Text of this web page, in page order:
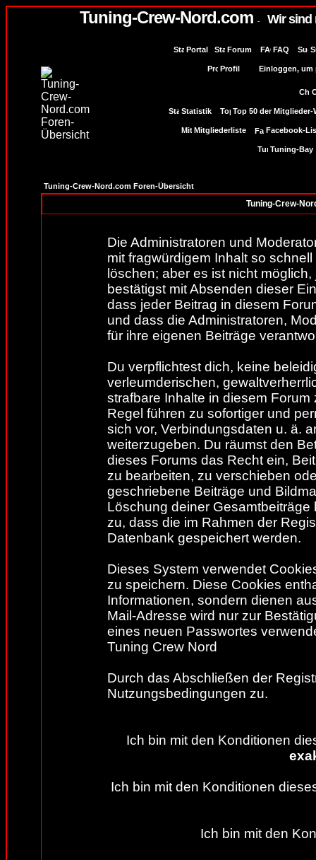
Tuning-Crew-Nord.com - Wir sind
Portal Forum FAQ
Profil Einloggen, um
Statistik Top 50 der Mitglieder-
Mitgliederliste Facebook-
Tuning-Bay
Tuning-Crew-Nord.com Foren-Übersicht
Tuning-Crew-
Die Administratoren und
mit fragwürdigem Inhalt so
löschen; aber es ist nicht
bestätigst mit Absenden dieser
dass jeder Beitrag in diesem
und dass die Administratoren,
für ihre eigenen Beiträge
Du verpflichtest dich, keine
verleumderischen,
strafbare Inhalte in diesem
Regel führen zu sofortiger und
sich vor, Verbindungsdaten u. ä.
weiterzugeben. Du räumst den
dieses Forums das Recht ein,
zu bearbeiten, zu verschieben
geschriebene Beiträge und
Löschung deiner
zu, dass die im Rahmen der
Datenbank gespeichert werden.
Dieses System verwendet
zu speichern. Diese Cookies
Informationen, sondern dienen
Mail-Adresse wird nur zur
eines neuen Passwortes
Tuning Crew Nord
Durch das Abschließen der
Nutzungsbedingungen zu.
Ich bin mit den Konditionen
Ich bin mit den Konditionen
Ich bin mit den